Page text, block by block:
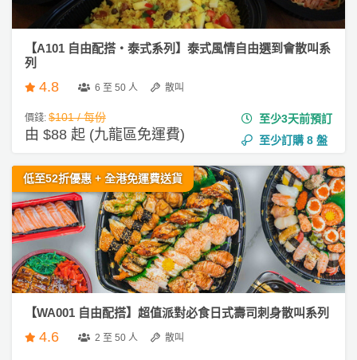
【A101 自由配搭・泰式系列】泰式風情自由選到會散叫系
列
4.8 6 至 50 人 散叫
價錢: $101 / 每份
由 $88 起 (九龍區免運費)
至少3天前預訂
至少訂購 8 盤
低至52折優惠 + 全港免運費送貨
【WA001 自由配搭】超值派對必食日式壽司刺身散叫系列
4.6 2 至 50 人 散叫